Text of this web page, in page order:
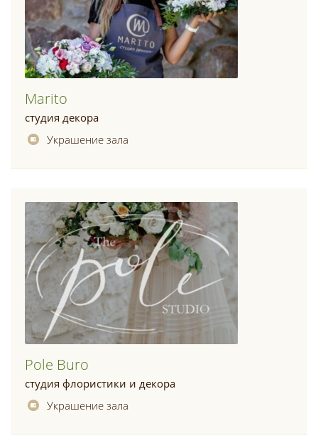
Marito
студия декора
Украшение зала
Pole Buro
студия флористики и декора
Украшение зала